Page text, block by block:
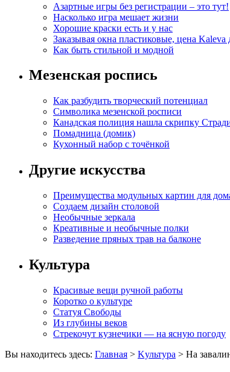
Азартные игры без регистрации – это тут!
Насколько игра мешает жизни
Хорошие краски есть и у нас
Заказывая окна пластиковые, цена
Как быть стильной и модной
Мезенская роспись
Как разбудить творческий потенциал
Символика мезенской росписи
Канадская полиция нашла скрипку
Помадница (домик)
Кухонный набор с точёнкой
Другие искусства
Преимущества модульных картин для
Создаем дизайн столовой
Необычные зеркала
Креативные и необычные полки
Разведение пряных трав на балконе
Культура
Красивые вещи ручной работы
Коротко о культуре
Статуя Свободы
Из глубины веков
Стрекочут кузнечики — на ясную погоду
Вы находитесь здесь: Главная > Kультура > На